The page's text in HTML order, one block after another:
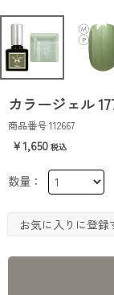
カラージェル
商品番号112667
1,650
お気に入りに登録